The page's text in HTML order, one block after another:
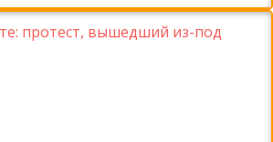
протест, вышедший из-под